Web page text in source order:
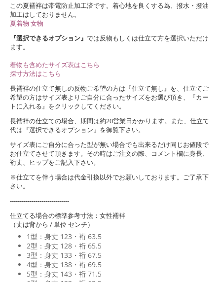
この夏襦袢は帯電防止加工済です。着心地を良くする為、撥水・撥油
加工はしておりません。
夏着物 女物
『選択できるオプション』 では反物もしくは仕立て方を選択いただけ
ます。
着物も含めたサイズ表はこちら
採寸方法はこちら
長襦袢の仕立て無しの反物ご希望の方は『仕立て無し』を、仕立てご
希望の方はサイズ表よりご自分に合ったサイズをお選び頂き、『カー
トに入れる』をクリックしてください。
長襦袢の仕立ての場合、期間は約20営業日かかります。また、仕立て
代は『選択できるオプション』を御覧下さい。
サイズ表にご自分に合った型が無い場合でも出来るだけ同じお値段で
お仕立てさせて頂きます。その時はご注文の際、コメント欄に身長、
裄丈、ヒップをご記入下さい。
※仕立てを伴う場合は代金引換以外でお願いしております。ご了承下
さい。
------------------------------
仕立てる場合の標準参考寸法：女性襦袢
（丈は背から / 単位 センチ）
1型：身丈 123・裄 63.5
2型：身丈 128・裄 65.5
3型：身丈 133・裄 67.5
4型：身丈 138・裄 69.5
5型：身丈 143・裄 71.5